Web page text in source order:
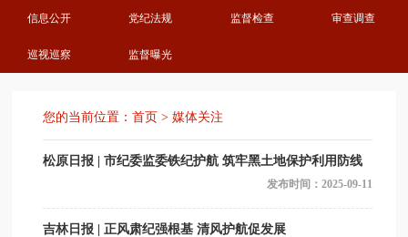
信息公开 党纪法规 监督检查 审查调查
巡视巡察 监督曝光
您的当前位置： 首页 > 媒体关注
松原日报 | 市纪委监委铁纪护航 筑牢黑土地保护利用防线
发布时间：2025-09-11
吉林日报 | 正风肃纪强根基 清风护航促发展